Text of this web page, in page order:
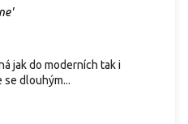
jak do moderních tak i
se dlouhým...